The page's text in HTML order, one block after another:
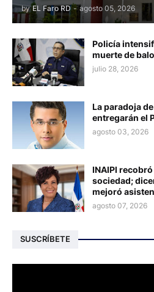
by EL Faro RD - agosto 05, 2026
Policía
muerte de
julio 28, 2026
La paradoja
entregarán el
agosto 03, 2026
INAIPI
sociedad;
mejoró
agosto 07, 2026
SUSCRÍBETE